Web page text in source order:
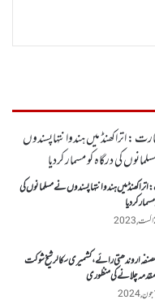
میں ہندوانتہاپسندوں نے مسلمانوں کی
کردیا
اروندھتی رائے، کشمیری سکالر شیخ شوکت
چلانے کی منظوری